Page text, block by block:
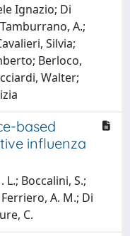
Ignazio; Di
A.;
Silvia;
Berloco,
Walter;
based
influenza
L.; Boccalini, S.;
A. M.; Di
C.